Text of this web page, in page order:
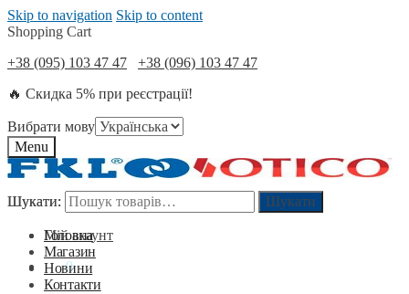
Skip to navigation Skip to content
Shopping Cart
+38 (095) 103 47 47
+38 (096) 103 47 47
🔥 Скидка 5% при реєстрації!
Вибрати мову
Menu
Шукати: Шукати
Мій акаунт
0₴ 0
Шукати: Шукати
Головна
Магазин
Новини
Контакти